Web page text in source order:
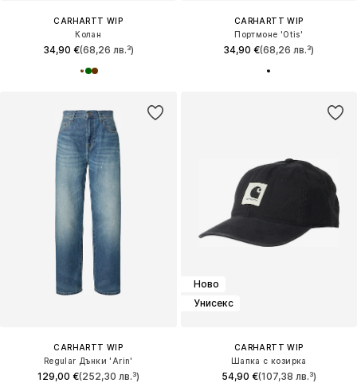
CARHARTT WIP
Колан
34,90 €(68,26 лв.³)
CARHARTT WIP
Портмоне 'Otis'
34,90 €(68,26 лв.³)
CARHARTT WIP
Regular Дънки 'Arin'
129,00 €(252,30 лв.³)
Ново
Унисекс
CARHARTT WIP
Шапка с козирка
54,90 €(107,38 лв.³)